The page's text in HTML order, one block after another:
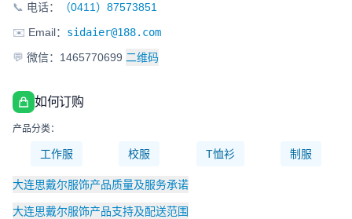
📞 电话：
（0411）87573851
✉️ Email： sidaier@188.com
💬 微信：1465770699 二维码
如何订购
产品分类：
工作服 校服 T恤衫 制服
大连思戴尔服饰产品质量及服务承诺
大连思戴尔服饰产品支持及配送范围